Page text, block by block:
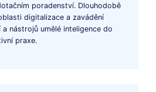
poradenství. Dlouhodobě
digitalizace a zavádění
nástrojů umělé inteligence do
praxe.